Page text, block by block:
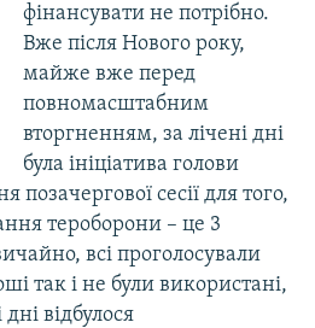
фінансувати не потрібно.
Вже після Нового року,
майже вже перед
повномасштабним
вторгненням, за лічені дні
була ініціатива голови
сесії для того,
тероборони – це 3
всі проголосували
так і не були використані,
відбулося